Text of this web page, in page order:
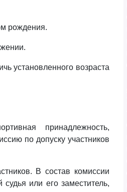
рождения.
установленного возраста
принадлежность,
по допуску участников
В состав комиссии
или его заместитель,